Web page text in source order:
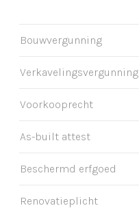
Bouwvergunning
Verkavelingsvergunning
Voorkooprecht
As-built attest
Beschermd erfgoed
Renovatieplicht